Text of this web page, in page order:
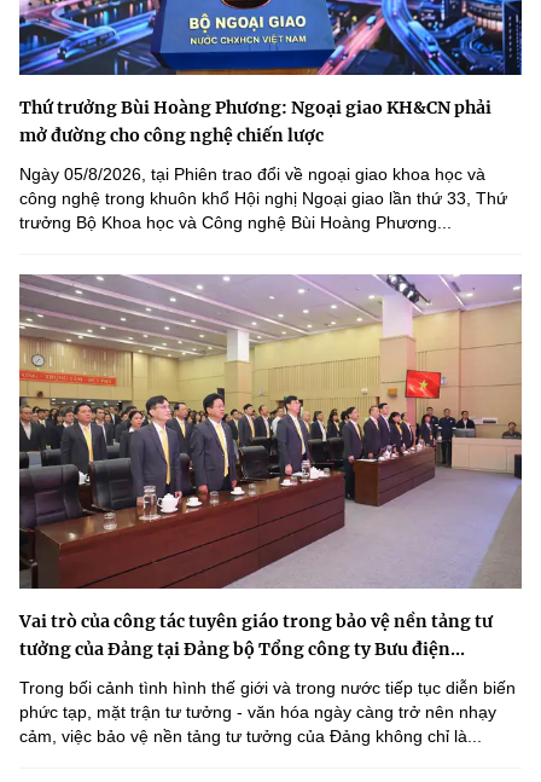
Thứ trưởng Bùi Hoàng Phương: Ngoại giao KH&CN phải
mở đường cho công nghệ chiến lược
Ngày 05/8/2026, tại Phiên trao đổi về ngoại giao khoa học và
công nghệ trong khuôn khổ Hội nghị Ngoại giao lần thứ 33, Thứ
trưởng Bộ Khoa học và Công nghệ Bùi Hoàng Phương...
Vai trò của công tác tuyên giáo trong bảo vệ nền tảng tư
tưởng của Đảng tại Đảng bộ Tổng công ty Bưu điện...
Trong bối cảnh tình hình thế giới và trong nước tiếp tục diễn biến
phức tạp, mặt trận tư tưởng - văn hóa ngày càng trở nên nhạy
cảm, việc bảo vệ nền tảng tư tưởng của Đảng không chỉ là...